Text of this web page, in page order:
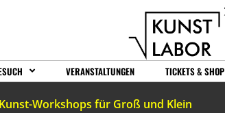
VERANSTALTUNGEN TICKETS & SHOP
Workshops für Groß und Klein